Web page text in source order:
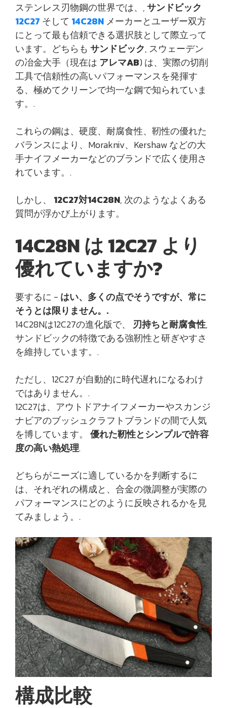
ステンレス刃物鋼の世界では、,サンドビック
12C27 そして 14C28N メーカーとユーザー双方
にとって最も信頼できる選択肢として際立って
います。どちらも サンドビック, スウェーデン
の冶金大手（現在は アレマAB) は、実際の切削
工具で信頼性の高いパフォーマンスを発揮す
る、極めてクリーンで均一な鋼で知られていま
す。.
これらの鋼は、硬度、耐腐食性、靭性の優れた
バランスにより、Morakniv、Kershaw などの大
手ナイフメーカーなどのブランドで広く使用さ
れています。.
しかし、 12C27対14C28N, 次のようなよくある
質問が浮かび上がります。
14C28N は 12C27 より
優れていますか?
要するに - はい、多くの点でそうですが、常に
そうとは限りません。.
14C28Nは12C27の進化版で、 刃持ちと耐腐食性,
サンドビックの特徴である強靭性と研ぎやすさ
を維持しています。.
ただし、12C27 が自動的に時代遅れになるわけ
ではありません。.
12C27は、アウトドアナイフメーカーやスカンジ
ナビアのブッシュクラフトブランドの間で人気
を博しています。 優れた靭性とシンプルで許容
度の高い熱処理.
どちらがニーズに適しているかを判断するに
は、それぞれの構成と、合金の微調整が実際の
パフォーマンスにどのように反映されるかを見
てみましょう。.
構成比較